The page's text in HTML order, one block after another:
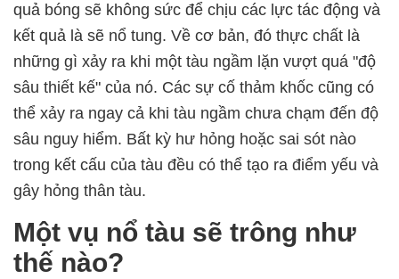
quả bóng sẽ không sức để chịu các lực tác động và
kết quả là sẽ nổ tung. Về cơ bản, đó thực chất là
những gì xảy ra khi một tàu ngầm lặn vượt quá "độ
sâu thiết kế" của nó. Các sự cố thảm khốc cũng có
thể xảy ra ngay cả khi tàu ngầm chưa chạm đến độ
sâu nguy hiểm. Bất kỳ hư hỏng hoặc sai sót nào
trong kết cấu của tàu đều có thể tạo ra điểm yếu và
gây hỏng thân tàu.
Một vụ nổ tàu sẽ trông như
thế nào?